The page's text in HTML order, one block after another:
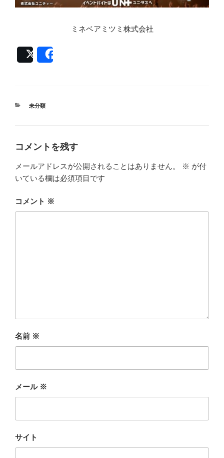
ミネベアミツミ株式会社
Post
カ
未分類
コメントを残す
メールアドレスが公開されることはありません。 ※ が付
いている欄は必須項目です
コメント ※
名前 ※
メール ※
サイト